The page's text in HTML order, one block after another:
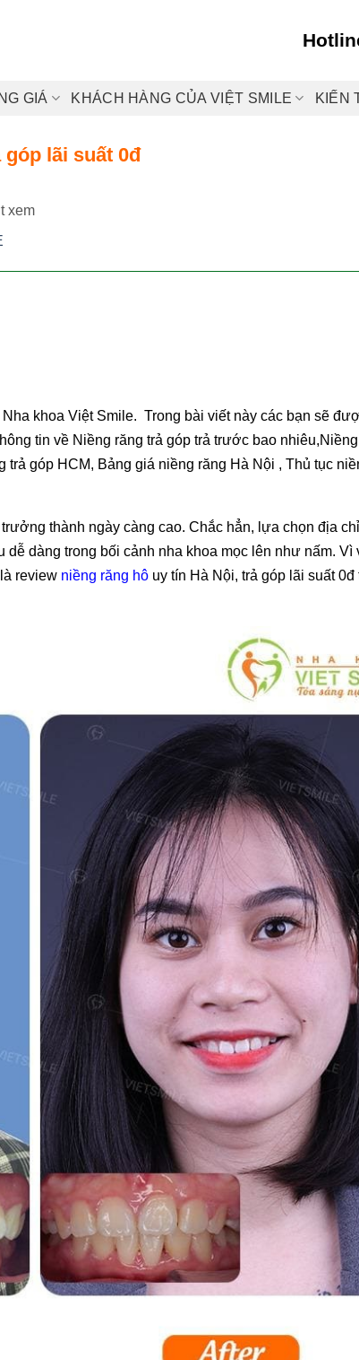
GIÁ KHÁCH HÀNG CỦA VIỆT SMILE KIẾN
lãi suất 0đ
xem
Nha khoa Việt Smile. Trong bài viết này các bạn sẽ
tin về Niềng răng trả góp trả trước bao
góp HCM, Bảng giá niềng răng Hà Nội , Thủ tục
thành ngày càng cao. Chắc hẳn, lựa chọn địa
dàng trong bối cảnh nha khoa mọc lên như nấm. Vì
review niềng răng hô uy tín Hà Nội, trả góp lãi suất 0đ